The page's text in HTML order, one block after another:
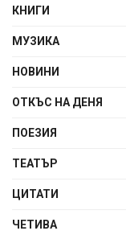
КНИГИ
МУЗИКА
НОВИНИ
ОТКЪС НА ДЕНЯ
ПОЕЗИЯ
ТЕАТЪР
ЦИТАТИ
ЧЕТИВА